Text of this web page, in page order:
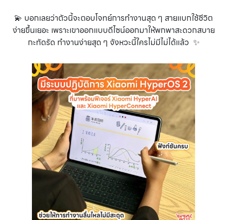
💫 บอกเลยว่าตัวนี้จะตอบโจทย์การทำงานสุด ๆ สายแบกใช้ชีวิต
ง่ายขึ้นเยอะ เพราะเขาออกแบบดีไซน์ออกมาให้พกพาสะดวกสบาย
กะทัดรัด ทำงานง่ายสุด ๆ จังหวะนี้ใครไม่มีไม่ได้แล้ว ✨